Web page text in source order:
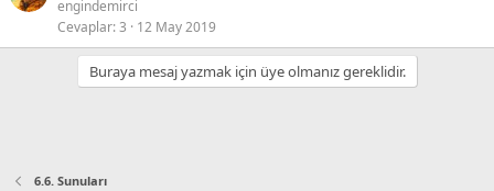
engindemirci
Cevaplar 3 12 May 2019
Buraya mesaj yazmak için üye olmanız gereklidir.
6.6. Sunuları